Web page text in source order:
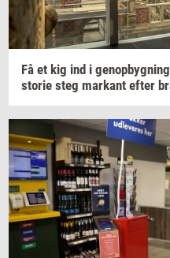
Få et kig ind i
sto­rie steg mar­kant efter